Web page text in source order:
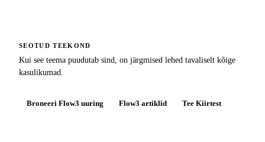
SEOTUD TEEKOND
Kui see teema puudutab sind, on järgmised lehed tavaliselt kõige
kasulikumad.
Broneeri Flow3 uuring Flow3 artiklid Tee Kiirtest